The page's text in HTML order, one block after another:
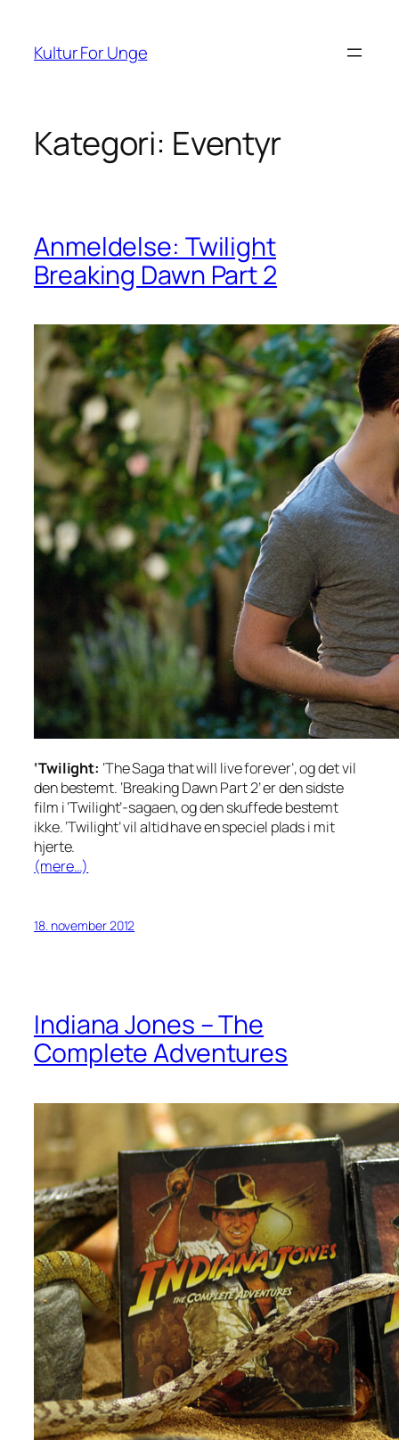
indhold
Kultur For Unge
Kategori: Eventyr
Anmeldelse: Twilight
Breaking Dawn Part 2
‘Twilight: ‘The Saga that will live forever’, og det vil
den bestemt. ‘Breaking Dawn Part 2’ er den sidste
film i ‘Twilight’-sagaen, og den skuffede bestemt
ikke. ‘Twilight’ vil altid have en speciel plads i mit
hjerte.
(mere…)
18. november 2012
Indiana Jones – The
Complete Adventures